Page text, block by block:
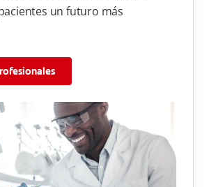
un futuro más